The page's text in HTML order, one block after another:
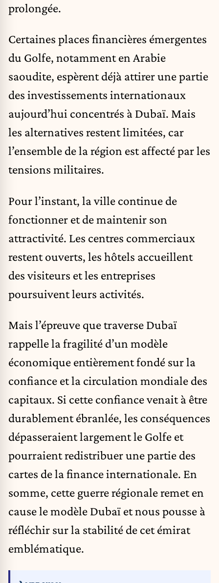
prolongée.
Certaines places financières émergentes
du Golfe, notamment en Arabie
saoudite, espèrent déjà attirer une partie
des investissements internationaux
aujourd’hui concentrés à Dubaï. Mais
les alternatives restent limitées, car
l’ensemble de la région est affecté par les
tensions militaires.
Pour l’instant, la ville continue de
fonctionner et de maintenir son
attractivité. Les centres commerciaux
restent ouverts, les hôtels accueillent
des visiteurs et les entreprises
poursuivent leurs activités.
Mais l’épreuve que traverse Dubaï
rappelle la fragilité d’un modèle
économique entièrement fondé sur la
confiance et la circulation mondiale des
capitaux. Si cette confiance venait à être
durablement ébranlée, les conséquences
dépasseraient largement le Golfe et
pourraient redistribuer une partie des
cartes de la finance internationale. En
somme, cette guerre régionale remet en
cause le modèle Dubaï et nous pousse à
réfléchir sur la stabilité de cet émirat
emblématique.